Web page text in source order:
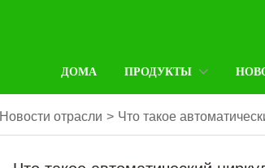
ДОМА ПРОДУКТЫ
Новости отрасли > Что такое